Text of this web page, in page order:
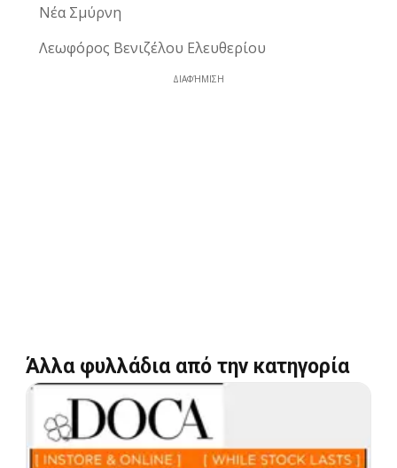
Νέα Σμύρνη
Λεωφόρος Βενιζέλου Ελευθερίου
ΔΙΑΦΉΜΙΣΗ
Άλλα φυλλάδια από την κατηγορία